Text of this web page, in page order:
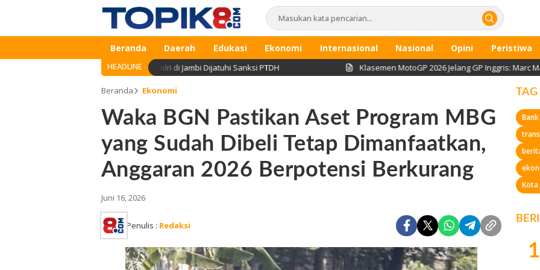
Beranda Daerah Edukasi Ekonomi Internasional Nasional Opini Peristiwa
HEADLINE
Brigadir EWS, Lima Anggota Polri di Jambi Dijatuhi Sanksi PTDH Klasemen MotoGP 2026 Jelang GP Inggris: Marc Marquez
Beranda Ekonomi
Waka BGN Pastikan Aset Program MBG
yang Sudah Dibeli Tetap Dimanfaatkan,
Anggaran 2026 Berpotensi Berkurang
Juni 16, 2026
Penulis : Redaksi
TAG
Kota
1